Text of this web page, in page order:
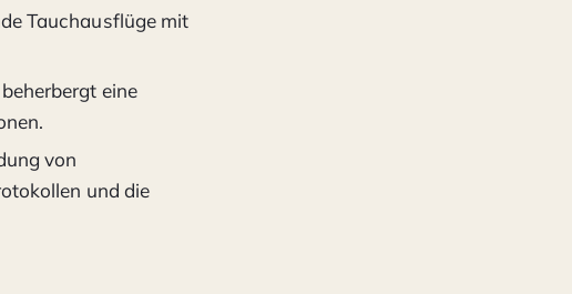
Tauchausflüge mit
eine
von
und die